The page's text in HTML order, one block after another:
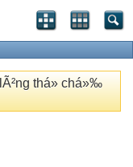
thá»­ chá»‰